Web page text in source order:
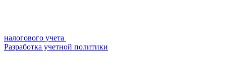
налогового учета
Разработка учетной политики